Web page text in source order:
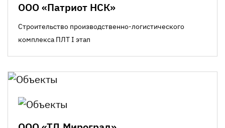
ООО «Патриот НСК»
Строительство производственно-логистического
комплекса ПЛТ I этап